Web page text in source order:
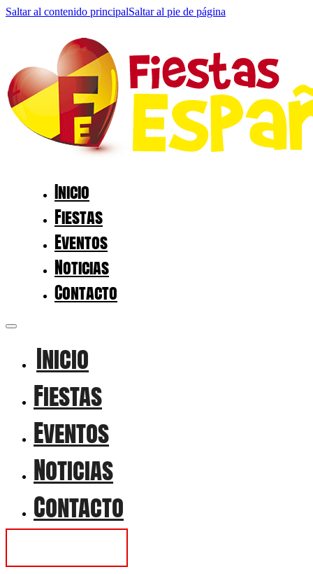
Saltar al contenido principalSaltar al pie de página
Inicio
Fiestas
Eventos
Noticias
Contacto
Inicio
Fiestas
Eventos
Noticias
Contacto